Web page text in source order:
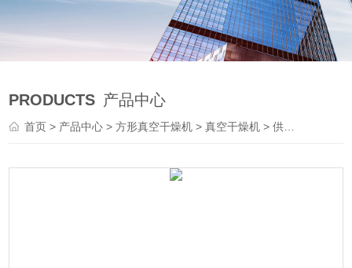
PRODUCTS 产品中心
首页> 产品中心 >方形真空干燥机 >真空干燥机 > 供应 FZG-15方形静态真空干燥机